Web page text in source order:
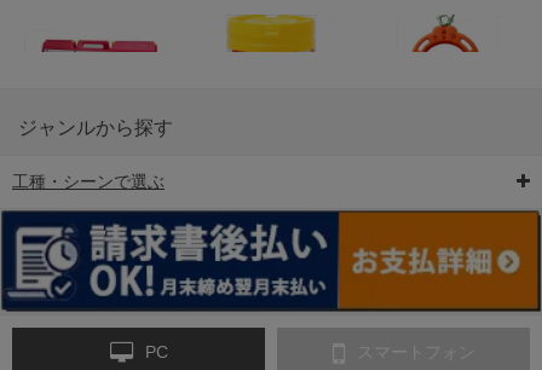
6-矢印板/LED矢印板
ンス
ジャンルから探す
工種・シーンで選ぶ
PC スマートフォン